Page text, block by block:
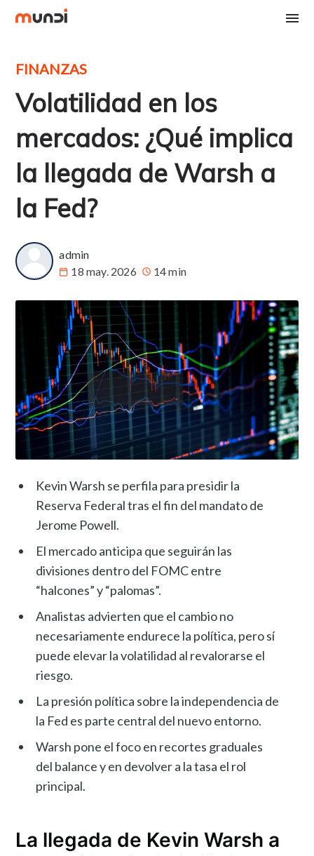
FINANZAS
Volatilidad en los
mercados: ¿Qué implica
la llegada de Warsh a
la Fed?
admin
18 may. 2026
14 min
Kevin Warsh se perfila para presidir la
Reserva Federal tras el fin del mandato de
Jerome Powell.
El mercado anticipa que seguirán las
divisiones dentro del FOMC entre
“halcones” y “palomas”.
Analistas advierten que el cambio no
necesariamente endurece la política, pero sí
puede elevar la volatilidad al revalorarse el
riesgo.
La presión política sobre la independencia de
la Fed es parte central del nuevo entorno.
Warsh pone el foco en recortes graduales
del balance y en devolver a la tasa el rol
principal.
La llegada de Kevin Warsh a